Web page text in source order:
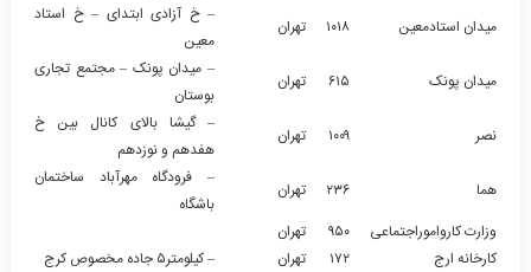
میدان استادمعین
۱۰۱۸ تهران
– خ آزادی ابتدای – خ استاد
معین
میدان پونک
۶۱۵ تهران
– میدان پونک – مجتمع تجاری
بوستان
نصر
۱۰۰۹ تهران
– گیشا بالای کانال بین خ
هفدهم و نوزدهم
هما
۲۳۶ تهران
– فرودگاه مهرآباد ساختمان
باشگاه
وزارت کارواموراجتماعی
۹۵۰
تهران
کارخانه ارج
۱۷۲ تهران – کیلومتر۵ جاده مخصوص کرج